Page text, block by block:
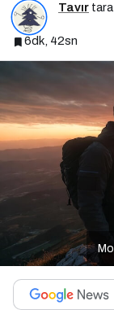
Tavır
6dk, 42sn